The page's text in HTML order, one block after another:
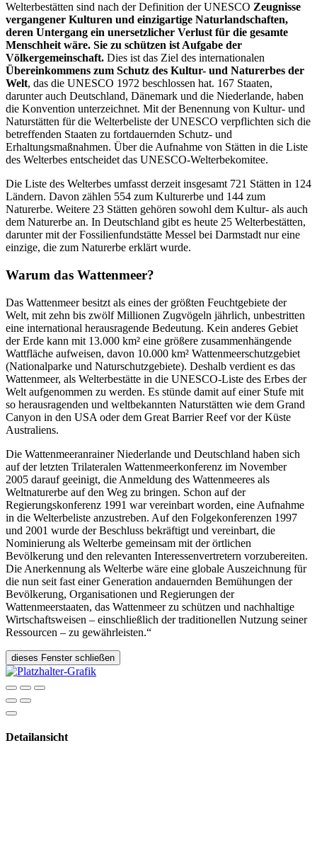
Welterbestätten sind nach der Definition der UNESCO Zeugnisse
vergangener Kulturen und einzigartige Naturlandschaften,
deren Untergang ein unersetzlicher Verlust für die gesamte
Menschheit wäre. Sie zu schützen ist Aufgabe der
Völkergemeinschaft. Dies ist das Ziel des internationalen
Übereinkommens zum Schutz des Kultur- und Naturerbes der
Welt, das die UNESCO 1972 beschlossen hat. 167 Staaten,
darunter auch Deutschland, Dänemark und die Niederlande, haben
die Konvention unterzeichnet. Mit der Benennung von Kultur- und
Naturstätten für die Welterbeliste der UNESCO verpflichten sich die
betreffenden Staaten zu fortdauernden Schutz- und
Erhaltungsmaßnahmen. Über die Aufnahme von Stätten in die Liste
des Welterbes entscheidet das UNESCO-Welterbekomitee.
Die Liste des Welterbes umfasst derzeit insgesamt 721 Stätten in 124
Ländern. Davon zählen 554 zum Kulturerbe und 144 zum
Naturerbe. Weitere 23 Stätten gehören sowohl dem Kultur- als auch
dem Naturerbe an. In Deutschland gibt es heute 25 Welterbestätten,
darunter mit der Fossilienfundstätte Messel bei Darmstadt nur eine
einzige, die zum Naturerbe erklärt wurde.
Warum das Wattenmeer?
Das Wattenmeer besitzt als eines der größten Feuchtgebiete der
Welt, mit zehn bis zwölf Millionen Zugvögeln jährlich, unbestritten
eine international herausragende Bedeutung. Kein anderes Gebiet
der Erde kann mit 13.000 km² eine größere zusammenhängende
Wattfläche aufweisen, davon 10.000 km² Wattenmeerschutzgebiet
(Nationalparke und Naturschutzgebiete). Deshalb verdient es das
Wattenmeer, als Welterbestätte in die UNESCO-Liste des Erbes der
Welt aufgenommen zu werden. Es stünde damit auf einer Stufe mit
so herausragenden und weltbekannten Naturstätten wie dem Grand
Canyon in den USA oder dem Great Barrier Reef vor der Küste
Australiens.
Die Wattenmeeranrainer Niederlande und Deutschland haben sich
auf der letzten Trilateralen Wattenmeerkonferenz im November
2005 darauf geeinigt, die Anmeldung des Wattenmeeres als
Weltnaturerbe auf den Weg zu bringen. Schon auf der
Regierungskonferenz 1991 war vereinbart worden, eine Aufnahme
in die Welterbeliste anzustreben. Auf den Folgekonferenzen 1997
und 2001 wurde der Beschluss bekräftigt und vereinbart, die
Nominierung als Welterbe gemeinsam mit der örtlichen
Bevölkerung und den relevanten Interessenvertretern vorzubereiten.
Die Anerkennung als Welterbe wäre eine globale Auszeichnung für
die nun seit fast einer Generation andauernden Bemühungen der
Bevölkerung, Organisationen und Regierungen der
Wattenmeerstaaten, das Wattenmeer zu schützen und nachhaltige
Wirtschaftsweisen – einschließlich der traditionellen Nutzung seiner
Ressourcen – zu gewährleisten.“
dieses Fenster schließen
Detailansicht